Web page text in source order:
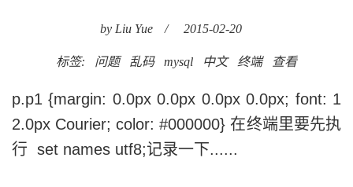
by Liu Yue / 2015-02-20
标签: 问题 乱码 mysql 中文 终端 查看
p.p1 {margin: 0.0px 0.0px 0.0px 0.0px; font: 1
2.0px Courier; color: #000000} 在终端里要先执
行 set names utf8;记录一下......